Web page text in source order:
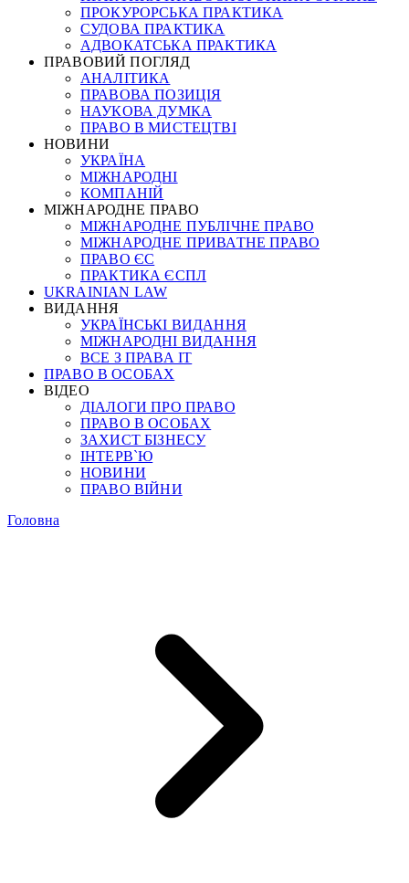
ПРОКУРОРСЬКА ПРАКТИКА
СУДОВА ПРАКТИКА
АДВОКАТСЬКА ПРАКТИКА
ПРАВОВИЙ ПОГЛЯД
АНАЛІТИКА
ПРАВОВА ПОЗИЦІЯ
НАУКОВА ДУМКА
ПРАВО В МИСТЕЦТВІ
НОВИНИ
УКРАЇНА
МІЖНАРОДНІ
КОМПАНІЙ
МІЖНАРОДНЕ ПРАВО
МІЖНАРОДНЕ ПУБЛІЧНЕ ПРАВО
МІЖНАРОДНЕ ПРИВАТНЕ ПРАВО
ПРАВО ЄС
ПРАКТИКА ЄСПЛ
UKRAINIAN LAW
ВИДАННЯ
УКРАЇНСЬКІ ВИДАННЯ
МІЖНАРОДНІ ВИДАННЯ
ВСЕ З ПРАВА ІТ
ПРАВО В ОСОБАХ
ВІДЕО
ДІАЛОГИ ПРО ПРАВО
ПРАВО В ОСОБАХ
ЗАХИСТ БІЗНЕСУ
ІНТЕРВ`Ю
НОВИНИ
ПРАВО ВІЙНИ
Головна